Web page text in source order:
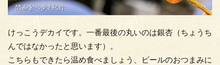
けっこうデカイです。一番最後の丸いのは銀杏（ちょうち
んではなかったと思います）。
こちらもできたら温め食べましょう、ビールのおつまみに